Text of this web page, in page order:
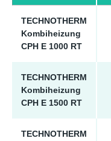
TECHNOTHERM
Kombiheizung
CPH E 1000 RT
TECHNOTHERM
Kombiheizung
CPH E 1500 RT
TECHNOTHERM